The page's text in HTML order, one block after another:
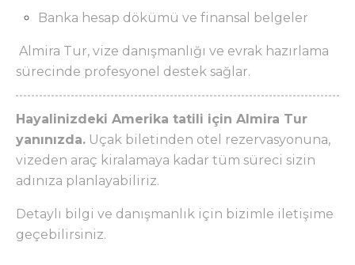
Banka hesap dökümü ve finansal belgeler
Almira Tur, vize danışmanlığı ve evrak hazırlama
sürecinde profesyonel destek sağlar.
Hayalinizdeki Amerika tatili için Almira Tur
yanınızda. Uçak biletinden otel rezervasyonuna,
vizeden araç kiralamaya kadar tüm süreci sizin
adınıza planlayabiliriz.
Detaylı bilgi ve danışmanlık için bizimle iletişime
geçebilirsiniz.